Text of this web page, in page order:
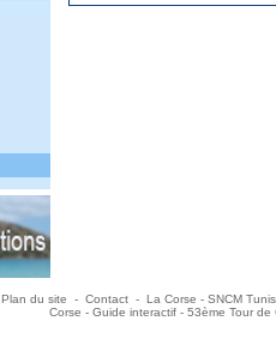
Plan du site - Contact - La Corse - SNCM
Corse - Guide interactif - 53ème Tour de